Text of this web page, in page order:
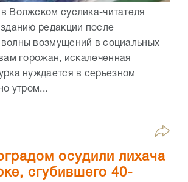
Волжском суслика-читателя
редакции после
возмущений в социальных
горожан, искалеченная
нуждается в серьезном
утром...
осудили лихача
сгубившего 40-